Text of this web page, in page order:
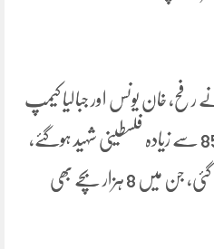
خان یونس اور جبالیا کیمپ
میں شدید بمباری کی، جس میں 85 سے زیادہ فلسطینی شہید ہوگئے،
شہداء کی تعداد 20 ہزار تک پہنچ گئی، جن میں 8 ہزار بچے بھی